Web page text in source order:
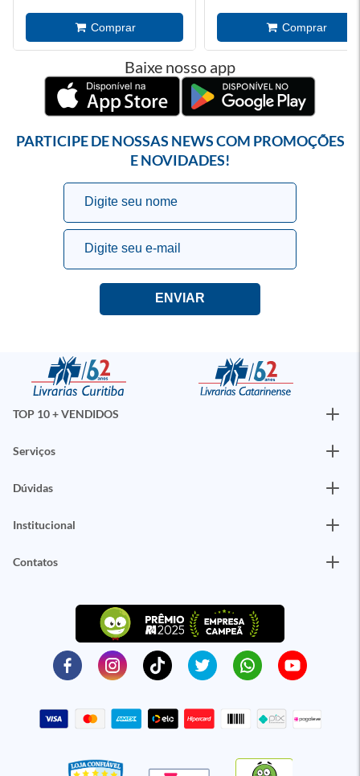
Baixe nosso app
PARTICIPE DE NOSSAS NEWS COM PROMOÇÕES
E NOVIDADES!
TOP 10 + VENDIDOS
Serviços
Dúvidas
Institucional
Contatos